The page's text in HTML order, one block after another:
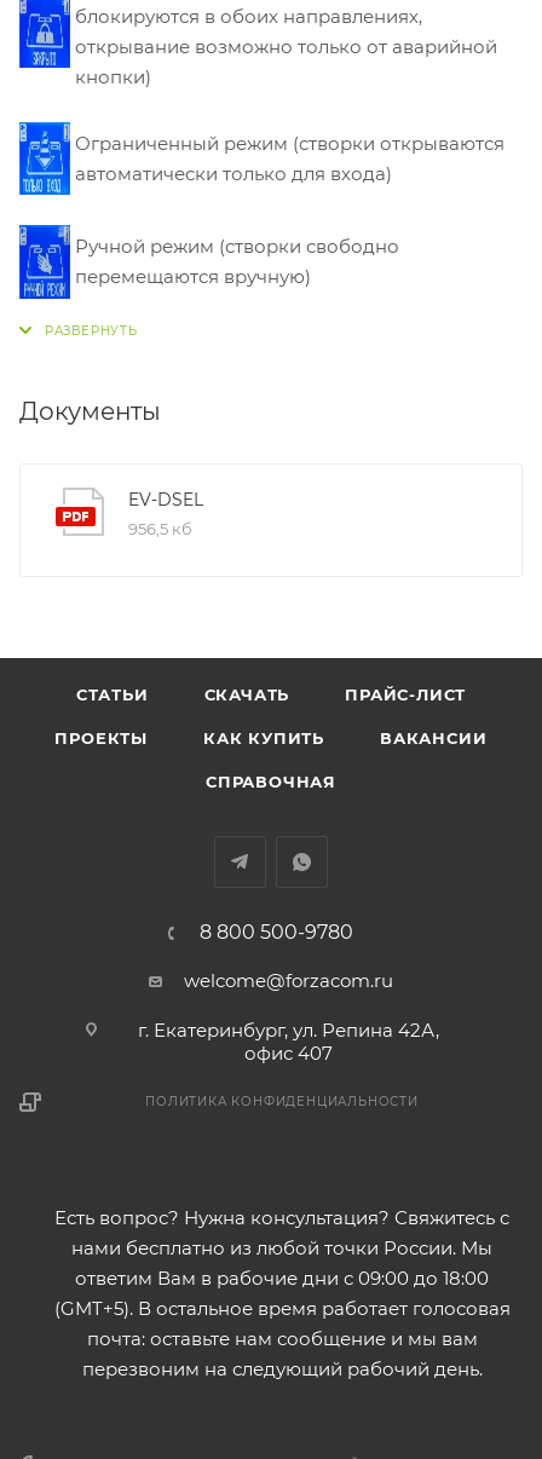
блокируются в обоих направлениях,
открывание возможно только от аварийной
кнопки)
Ограниченный режим (створки открываются
автоматически только для входа)
Ручной режим (створки свободно
перемещаются вручную)
Документы
EV-DSEL
956,5 кб
СТАТЬИ СКАЧАТЬ ПРАЙС-ЛИСТ
ПРОЕКТЫ КАК КУПИТЬ ВАКАНСИИ
СПРАВОЧНАЯ
8 800 500-9780
welcome@forzacom.ru
г. Екатеринбург, ул. Репина 42А,
офис 407
ПОЛИТИКА КОНФИДЕНЦИАЛЬНОСТИ
Есть вопрос? Нужна консультация? Свяжитесь с
нами бесплатно из любой точки России. Мы
ответим Вам в рабочие дни с 09:00 до 18:00
(GMT+5). В остальное время работает голосовая
почта: оставьте нам сообщение и мы вам
перезвоним на следующий рабочий день.